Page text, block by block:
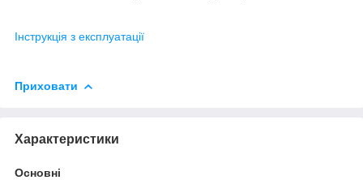
Інструкція з експлуатації
Приховати
Характеристики
Основні